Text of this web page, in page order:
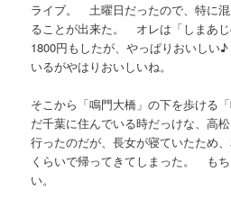
ライブ。 土曜日だったので、特に
ることが出来た。 オレは「しまあ
1800円もしたが、やっぱりおいし
いるがやはりおいしいね。
そこから「鳴門大橋」の下を歩ける
だ千葉に住んでいる時だっけな、高
行ったのだが、長女が寝ていたため
くらいで帰ってきてしまった。 も
い。